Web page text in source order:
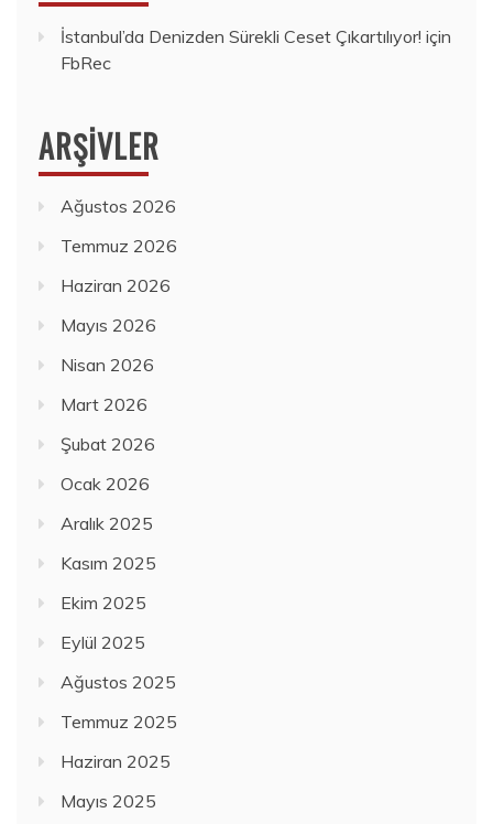
İstanbul’da Denizden Sürekli Ceset Çıkartılıyor! için
FbRec
ARŞIVLER
Ağustos 2026
Temmuz 2026
Haziran 2026
Mayıs 2026
Nisan 2026
Mart 2026
Şubat 2026
Ocak 2026
Aralık 2025
Kasım 2025
Ekim 2025
Eylül 2025
Ağustos 2025
Temmuz 2025
Haziran 2025
Mayıs 2025